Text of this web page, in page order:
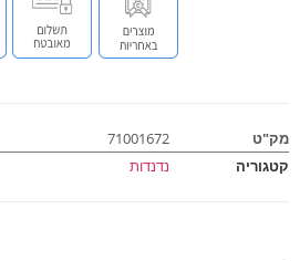
71001672
נדנדות